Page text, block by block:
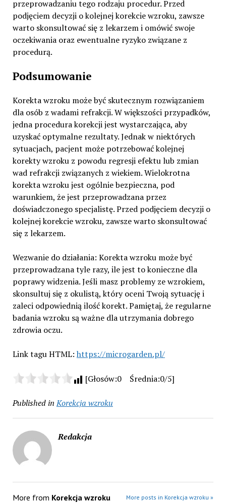
przeprowadzaniu tego rodzaju procedur. Przed
podjęciem decyzji o kolejnej korekcie wzroku, zawsze
warto skonsultować się z lekarzem i omówić swoje
oczekiwania oraz ewentualne ryzyko związane z
procedurą.
Podsumowanie
Korekta wzroku może być skutecznym rozwiązaniem
dla osób z wadami refrakcji. W większości przypadków,
jedna procedura korekcji jest wystarczająca, aby
uzyskać optymalne rezultaty. Jednak w niektórych
sytuacjach, pacjent może potrzebować kolejnej
korekty wzroku z powodu regresji efektu lub zmian
wad refrakcji związanych z wiekiem. Wielokrotna
korekta wzroku jest ogólnie bezpieczna, pod
warunkiem, że jest przeprowadzana przez
doświadczonego specjalistę. Przed podjęciem decyzji o
kolejnej korekcie wzroku, zawsze warto skonsultować
się z lekarzem.
Wezwanie do działania: Korekta wzroku może być
przeprowadzana tyle razy, ile jest to konieczne dla
poprawy widzenia. Jeśli masz problemy ze wzrokiem,
skonsultuj się z okulistą, który oceni Twoją sytuację i
zaleci odpowiednią ilość korekt. Pamiętaj, że regularne
badania wzroku są ważne dla utrzymania dobrego
zdrowia oczu.
Link tagu HTML: https://microgarden.pl/
[Głosów:0 Średnia:0/5]
Published in Korekcja wzroku
Redakcja
More from Korekcja wzroku More posts in Korekcja wzroku »